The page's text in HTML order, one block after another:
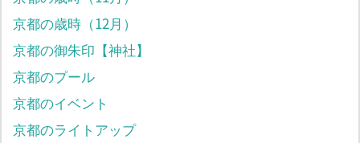
京都の歳時（12月）
京都の御朱印【神社】
京都のプール
京都のイベント
京都のライトアップ